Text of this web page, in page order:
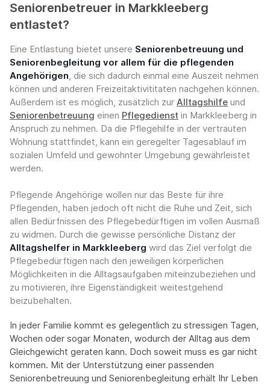
Seniorenbetreuer in Markkleeberg
entlastet?
Eine Entlastung bietet unsere Seniorenbetreuung und
Seniorenbegleitung vor allem für die pflegenden
Angehörigen, die sich dadurch einmal eine Auszeit nehmen
können und anderen Freizeitaktivititaten nachgehen können.
Außerdem ist es möglich, zusätzlich zur Alltagshilfe und
Seniorenbetreuung einen Pflegedienst in Markkleeberg in
Anspruch zu nehmen. Da die Pflegehilfe in der vertrauten
Wohnung stattfindet, kann ein geregelter Tagesablauf im
sozialen Umfeld und gewohnter Umgebung gewährleistet
werden.
Pflegende Angehörige wollen nur das Beste für ihre
Pflegenden, haben jedoch oft nicht die Ruhe und Zeit, sich
allen Bedürfnissen des Pflegebedürftigen im vollen Ausmaß
zu widmen. Durch die gewisse persönliche Distanz der
Alltagshelfer in Markkleeberg wird das Ziel verfolgt die
Pflegebedürftigen nach den jeweiligen körperlichen
Möglichkeiten in die Alltagsaufgaben miteinzubeziehen und
zu motivieren, ihre Eigenständigkeit weitestgehend
beizubehalten.
In jeder Familie kommt es gelegentlich zu stressigen Tagen,
Wochen oder sogar Monaten, wodurch der Alltag aus dem
Gleichgewicht geraten kann. Doch soweit muss es gar nicht
kommen. Mit der Unterstützung einer passenden
Seniorenbetreuung und Seniorenbegleitung erhält Ihr Leben